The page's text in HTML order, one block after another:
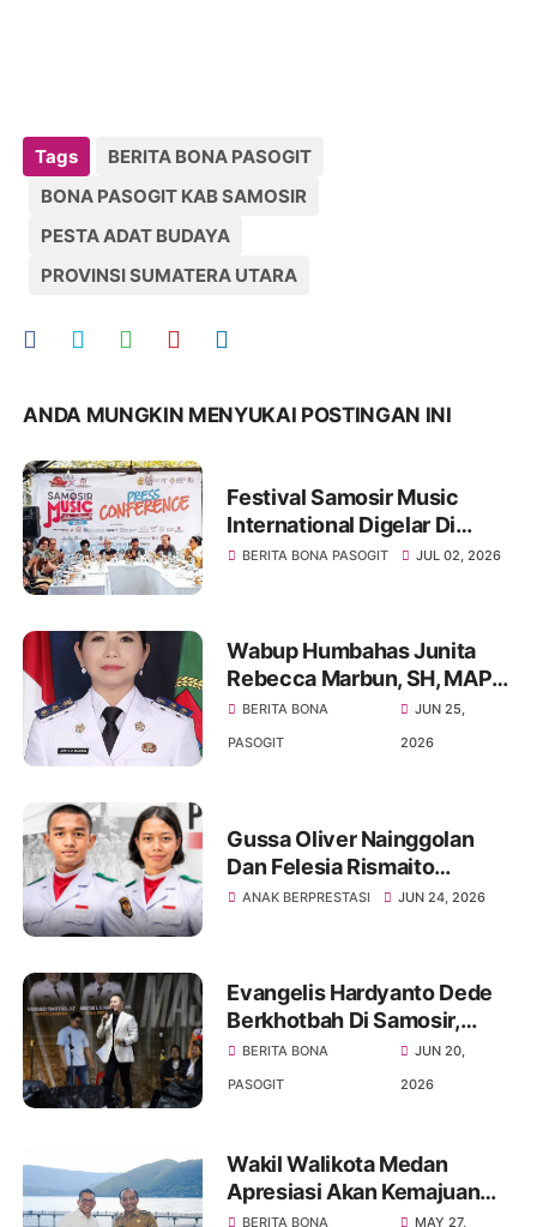
Tags
BERITA BONA PASOGIT
BONA PASOGIT KAB SAMOSIR
PESTA ADAT BUDAYA
PROVINSI SUMATERA UTARA
ANDA MUNGKIN MENYUKAI POSTINGAN INI
Festival Samosir Music
International Digelar Di
Tuktuk Siadong Dan Menjadi
BERITA BONA PASOGIT JUL 02, 2026
Wabup Humbahas Junita
Rebecca Marbun, SH, MAP
Layangkan Somasi Kepada
Bupati Minim Terlibat Dalam
BERITA BONA
PASOGIT
JUN 25,
2026
Gussa Oliver Nainggolan
Dan Felesia Rismaito
Munthe Harumkan Nama
ANAK BERPRESTASI JUN 24, 2026
Evangelis Hardyanto Dede
Berkhotbah Di Samosir,
Bupati Pembangunan
Infrastruktur Dan Rohani
BERITA BONA
PASOGIT
JUN 20,
2026
Wakil Walikota Medan
Apresiasi Akan Kemajuan
Kabupaten Samosir,
BERITA BONA
MAY 27,